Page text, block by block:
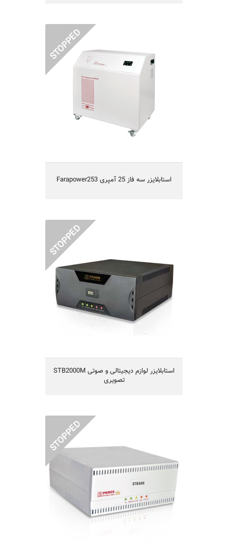
Farapower253 استابلایزر سه فاز 25 آمپری
Farapower253 استابلایزر سه فاز 25 آمپری
• Regulation and stabilization of power
line voltage
• Equipped with a special filter to protect
devices against power fluctuations and
• Audible alarm in overload condition
• Protection against out of range voltage
on each phase
• Equipped with stabilization delay circuit
STB2000M استابلایزر لوازم دیجیتالی و صوتی
تصویری